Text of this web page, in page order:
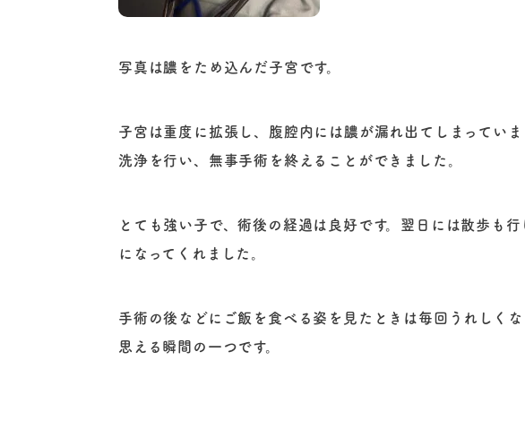
写真は膿をため込んだ子宮です。
子宮は重度に拡張し、腹腔内には膿が漏れ出てしまってい
洗浄を行い、無事手術を終えることができました。
とても強い子で、術後の経過は良好です。翌日には散歩も
になってくれました。
手術の後などにご飯を食べる姿を見たときは毎回うれしく
思える瞬間の一つです。